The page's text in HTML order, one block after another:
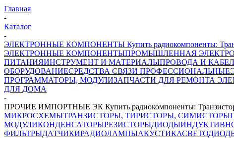
Главная
-
Каталог
-
ЭЛЕКТРОННЫЕ КОМПОНЕНТЫ Купить радиокомпоненты:
ЭЛЕКТРОННЫЕ КОМПОНЕНТЫПРОМЫШЛЕННАЯ
ПИТАНИЯИНСТРУМЕНТ И МАТЕРИАЛЫПРОВОДА И
ОБОРУДОВАНИЕСРЕДСТВА СВЯЗИ ПРОФЕССИОНАЛЬНЫЕ
ПРОГРАММАТОРЫ, МОДУЛИЗАПЧАСТИ ДЛЯ РЕМОНТА
ДЛЯ ДОМА
-
ПРОЧИЕ ИМПОРТНЫЕ ЭК Купить радиокомпоненты:
МИКРОСХЕМЫТРАНЗИСТОРЫ, ТИРИСТОРЫ, СИМИСТОРЫ
МОДУЛИКОНДЕНСАТОРЫРЕЗИСТОРЫДИОДЫ
ФИЛЬТРЫДАТЧИКИРАДИОЛАМПЫАКУСТИКА